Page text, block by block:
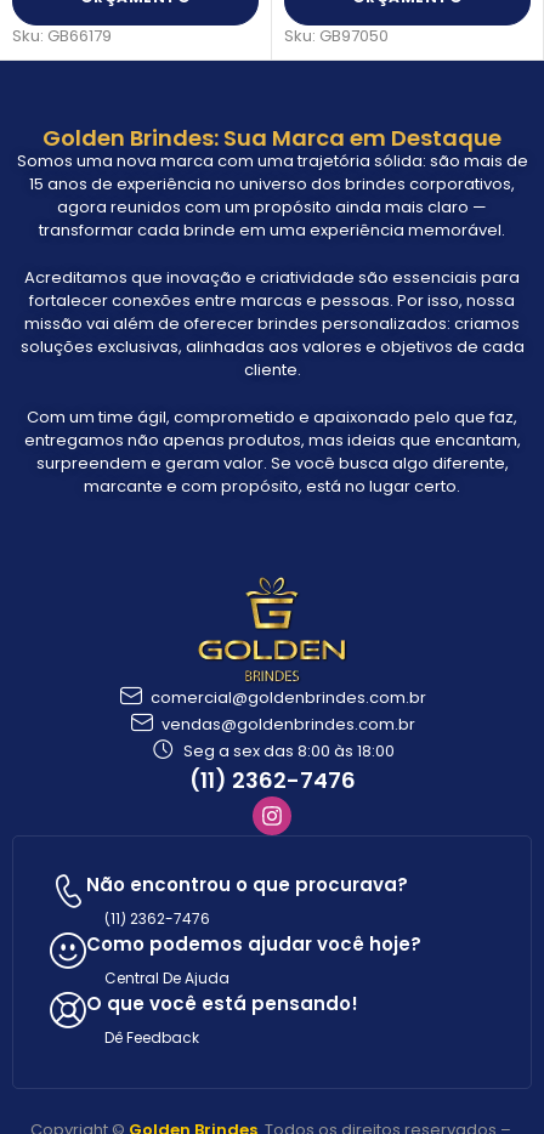
Sku: GB66179 Sku: GB97050
Golden Brindes: Sua Marca em Destaque
Somos uma nova marca com uma trajetória sólida: são mais de
15 anos de experiência no universo dos brindes corporativos,
agora reunidos com um propósito ainda mais claro —
transformar cada brinde em uma experiência memorável.
Acreditamos que inovação e criatividade são essenciais para
fortalecer conexões entre marcas e pessoas. Por isso, nossa
missão vai além de oferecer brindes personalizados: criamos
soluções exclusivas, alinhadas aos valores e objetivos de cada
cliente.
Com um time ágil, comprometido e apaixonado pelo que faz,
entregamos não apenas produtos, mas ideias que encantam,
surpreendem e geram valor. Se você busca algo diferente,
marcante e com propósito, está no lugar certo.
comercial@goldenbrindes.com.br
vendas@goldenbrindes.com.br
Seg a sex das 8:00 às 18:00
(11) 2362-7476
Não encontrou o que procurava?
(11) 2362-7476
Como podemos ajudar você hoje?
Central De Ajuda
O que você está pensando!
Dê Feedback